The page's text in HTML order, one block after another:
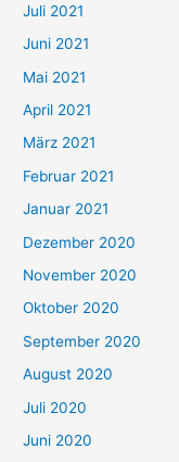
a
c
h
:
Juli 2021
Juni 2021
Mai 2021
April 2021
März 2021
Februar 2021
Januar 2021
Dezember 2020
November 2020
Oktober 2020
September 2020
August 2020
Juli 2020
Juni 2020